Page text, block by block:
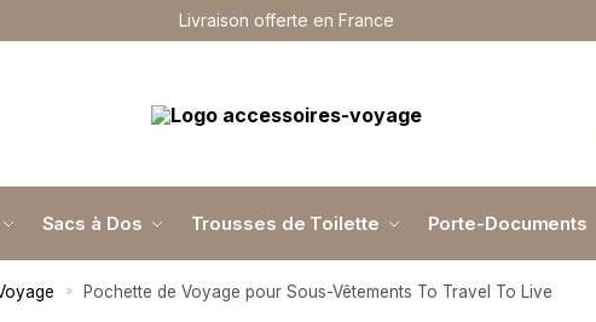
Livraison offerte en France
Sacs à Dos Trousses de Toilette Porte-Documents
» Pochette de Voyage pour Sous-Vêtements To Travel To Live